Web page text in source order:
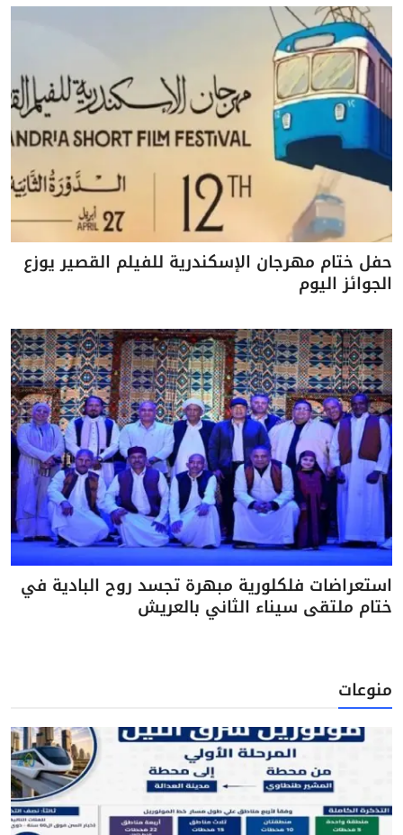
حفل ختام مهرجان الإسكندرية للفيلم القصير يوزع
الجوائز اليوم
استعراضات فلكلورية مبهرة تجسد روح البادية في
ختام ملتقى سيناء الثاني بالعريش
منوعات